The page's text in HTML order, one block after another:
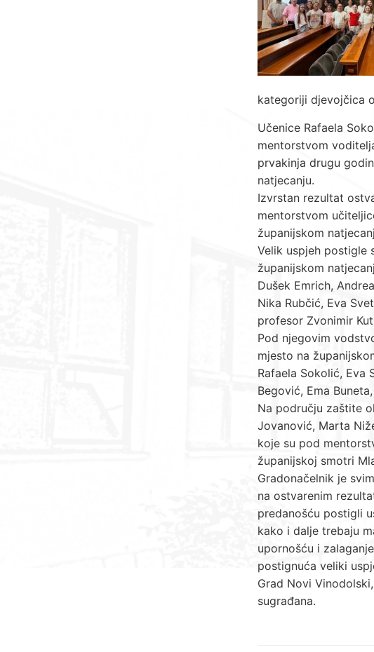
kategoriji djevojčica
Učenice Rafaela
mentorstvom
prvakinja drugu
natjecanju.
Izvrstan rezultat
mentorstvom
županijskom
Velik uspjeh postigle
županijskom
Dušek Emrich,
Nika Rubčić, Eva
profesor Zvonimir
Pod njegovim
mjesto na
Rafaela Sokolić, Eva
Begović, Ema
Na području zaštite
Jovanović, Marta
koje su pod
županijskoj smotri
Gradonačelnik je
na ostvarenim
predanošću postigli
kako i dalje trebaju
upornošću i
postignuća veliki
Grad Novi
sugrađana.